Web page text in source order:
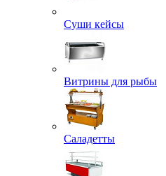
Суши кейсы
Витрины для рыбы
Саладетты